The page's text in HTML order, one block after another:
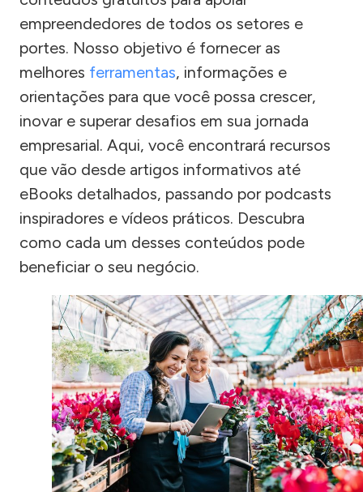
empreendedores de todos os setores e
portes. Nosso objetivo é fornecer as
melhores ferramentas, informações e
orientações para que você possa crescer,
inovar e superar desafios em sua jornada
empresarial. Aqui, você encontrará recursos
que vão desde artigos informativos até
eBooks detalhados, passando por podcasts
inspiradores e vídeos práticos. Descubra
como cada um desses conteúdos pode
beneficiar o seu negócio.